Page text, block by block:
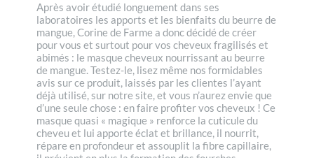
Après avoir étudié longuement dans ses
laboratoires les apports et les bienfaits du beurre de
mangue, Corine de Farme a donc décidé de créer
pour vous et surtout pour vos cheveux fragilisés et
abimés : le masque cheveux nourrissant au beurre
de mangue. Testez-le, lisez même nos formidables
avis sur ce produit, laissés par les clientes l’ayant
déjà utilisé, sur notre site, et vous n’aurez envie que
d’une seule chose : en faire profiter vos cheveux ! Ce
masque quasi « magique » renforce la cuticule du
cheveu et lui apporte éclat et brillance, il nourrit,
répare en profondeur et assouplit la fibre capillaire,